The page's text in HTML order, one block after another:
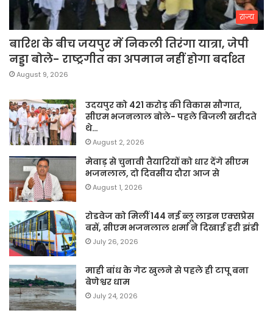
राज्य
बारिश के बीच जयपुर में निकली तिरंगा यात्रा, जेपी
नड्डा बोले- राष्ट्रगीत का अपमान नहीं होगा बर्दाश्त
August 9, 2026
उदयपुर को 421 करोड़ की विकास सौगात,
सीएम भजनलाल बोले- पहले बिजली खरीदते
थे…
August 2, 2026
मेवाड़ से चुनावी तैयारियों को धार देंगे सीएम
भजनलाल, दो दिवसीय दौरा आज से
August 1, 2026
रोडवेज को मिलीं 144 नई ब्लू लाइन एक्सप्रेस
बसें, सीएम भजनलाल शर्मा ने दिखाई हरी झंडी
July 26, 2026
माही बांध के गेट खुलने से पहले ही टापू बना
बेणेश्वर धाम
July 24, 2026